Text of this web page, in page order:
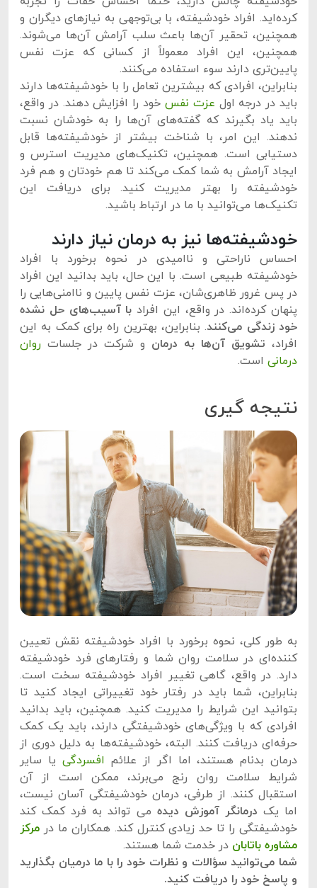
کرده‌اید. افراد خودشیفته، با بی‌توجهی به نیازهای دیگران و
همچنین، تحقیر آن‌ها باعث سلب آرامش آن‌ها می‌شوند.
همچنین، این افراد معمولاً از کسانی که عزت نفس
پایین‌تری دارند سوء استفاده می‌کنند.
بنابراین، افرادی که بیشترین تعامل را با خودشیفته‌ها دارند
باید در درجه اول عزت نفس خود را افزایش دهند. در واقع،
باید یاد بگیرند که گفته‌های ‌آن‌ها را به خودشان نسبت
ندهند. این امر، با شناخت بیشتر از خودشیفته‌ها قابل
دستیابی است. همچنین، تکنیک‌های مدیریت استرس و
ایجاد آرامش به شما کمک می‌کند تا هم خودتان و هم فرد
خودشیفته را بهتر مدیریت کنید. برای دریافت این
تکنیک‌ها می‌توانید با ما در ارتباط باشید.
خودشیفته‌ها نیز به درمان نیاز دارند
احساس ناراحتی و ناامیدی در نحوه برخورد با افراد
خودشیفته طبیعی است. با این حال، باید بدانید این افراد
در پس غرور ظاهری‌شان، عزت نفس پایین و ناامنی‌هایی را
پنهان کرده‌اند. در واقع، این افراد با آسیب‌های حل نشده
خود زندگی می‌کنند. بنابراین، بهترین راه برای کمک به این
افراد، تشویق آن‌ها به درمان و شرکت در جلسات روان
درمانی است.
نتیجه گیری
به طور کلی، نحوه برخورد با افراد خودشیفته نقش تعیین
کننده‌ای در سلامت روان شما و رفتارهای فرد خودشیفته
دارد. در واقع، گاهی تغییر افراد خودشیفته سخت است.
بنابراین، شما باید در رفتار خود تغییراتی ایجاد کنید تا
بتوانید این شرایط را مدیریت کنید. همچنین، باید بدانید
افرادی که با ویژگی‌های خودشیفتگی دارند، باید یک کمک
حرفه‌ای دریافت کنند. البته، خودشیفته‌ها به دلیل دوری از
درمان بدنام هستند، اما اگر از علائم افسردگی یا سایر
شرایط سلامت روان رنج می‌برند، ممکن است از آن
استقبال کنند. از طرفی، درمان خودشیفتگی آسان نیست،
اما یک درمانگر آموزش دیده می تواند به فرد کمک کند
خودشیفتگی را تا حد زیادی کنترل کند. همکاران ما در مرکز
مشاوره باتابان در خدمت شما هستند.
شما می‌توانید سؤالات و نظرات خود را با ما درمیان بگذارید
و پاسخ خود را دریافت کنید.